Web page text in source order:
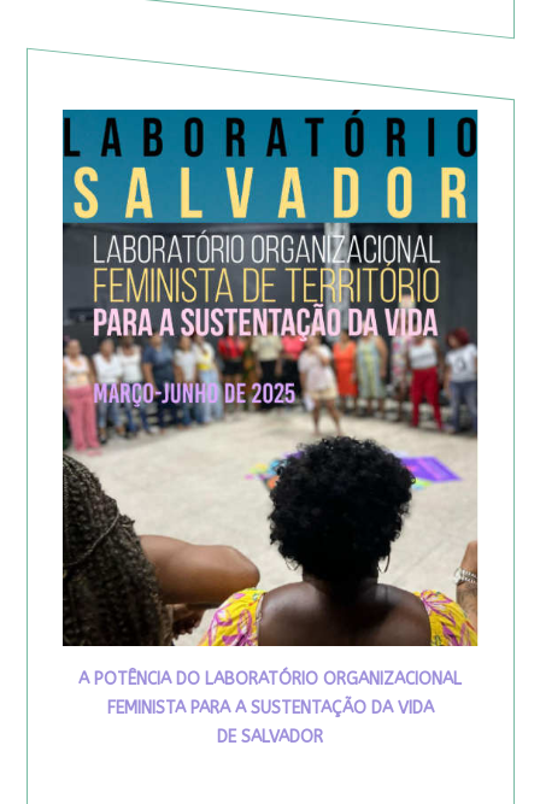
A POTÊNCIA DO LABORATÓRIO ORGANIZACIONAL
FEMINISTA PARA A SUSTENTAÇÃO DA VIDA
DE SALVADOR